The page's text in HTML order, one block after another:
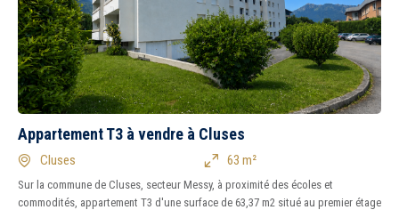
Appartement T3 à vendre à Cluses
Cluses 63 m²
Sur la commune de Cluses, secteur Messy, à proximité des écoles et
commodités, appartement T3 d'une surface de 63,37 m2 situé au premier étage